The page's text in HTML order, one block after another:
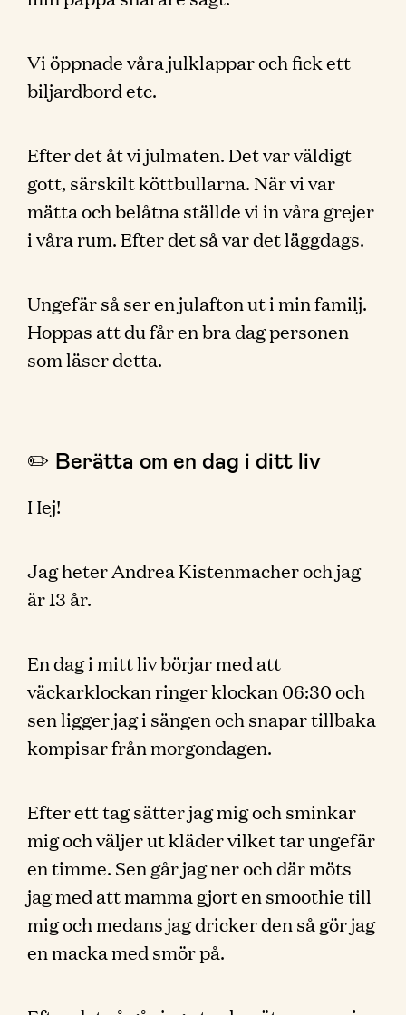
Vi öppnade våra julklappar och fick ett
biljardbord etc.
Efter det åt vi julmaten. Det var väldigt
gott, särskilt köttbullarna. När vi var
mätta och belåtna ställde vi in våra grejer
i våra rum. Efter det så var det läggdags.
Ungefär så ser en julafton ut i min familj.
Hoppas att du får en bra dag personen
som läser detta.
✏️ Berätta om en dag i ditt liv
Hej!
Jag heter Andrea Kistenmacher och jag
är 13 år.
En dag i mitt liv börjar med att
väckarklockan ringer klockan 06:30 och
sen ligger jag i sängen och snapar tillbaka
kompisar från morgondagen.
Efter ett tag sätter jag mig och sminkar
mig och väljer ut kläder vilket tar ungefär
en timme. Sen går jag ner och där möts
jag med att mamma gjort en smoothie till
mig och medans jag dricker den så gör jag
en macka med smör på.